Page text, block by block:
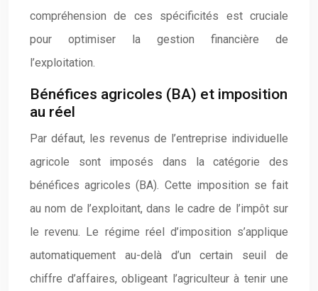
compréhension de ces spécificités est cruciale
pour optimiser la gestion financière de
l’exploitation.
Bénéfices agricoles (BA) et imposition
au réel
Par défaut, les revenus de l’entreprise individuelle
agricole sont imposés dans la catégorie des
bénéfices agricoles (BA). Cette imposition se fait
au nom de l’exploitant, dans le cadre de l’impôt sur
le revenu. Le régime réel d’imposition s’applique
automatiquement au-delà d’un certain seuil de
chiffre d’affaires, obligeant l’agriculteur à tenir une